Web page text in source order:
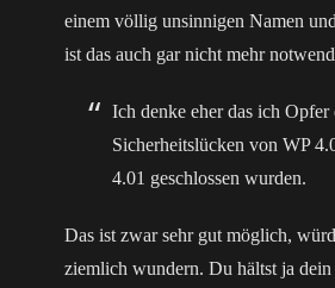
einem völlig unsinnigen Namen und
ist das auch gar nicht mehr
Ich denke eher das ich Opfer
Sicherheitslücken von WP
4.01 geschlossen wurden.
Das ist zwar sehr gut möglich,
ziemlich wundern. Du hältst ja dein